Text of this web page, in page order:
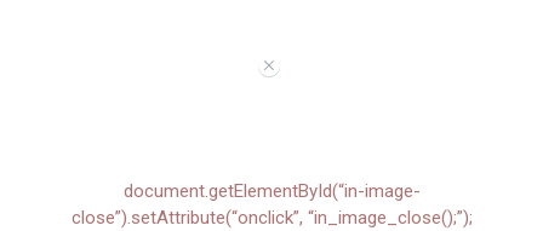
//
document.getElementById(“in-image-
close”).setAttribute(“onclick”, “in_image_close();”);